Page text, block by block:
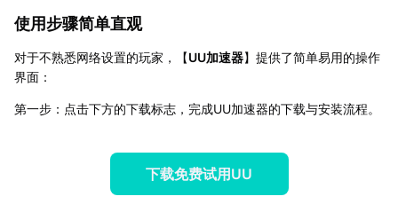
使用步骤简单直观
对于不熟悉网络设置的玩家，【UU加速器】提供了简单易用的操作
界面：
第一步：点击下方的下载标志，完成UU加速器的下载与安装流程。
下载免费试用UU